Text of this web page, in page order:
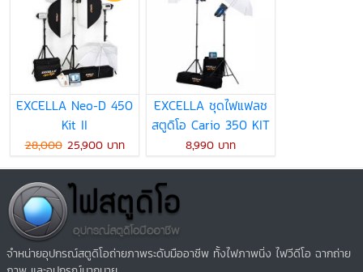
EXCELLA Neo-D 450
Kit II
28,000 25,900 บาท
EXCELLA ชุดไฟแฟลช
สตูดิโอ Cario 350 KIT
8,990 บาท
จำหน่ายอุปกรณ์สตูดิโอถ่ายภาพระดับมืออาชีพ ทั้งไฟภาพนิ่ง ไฟวีดีโอ ฉากถ่าย